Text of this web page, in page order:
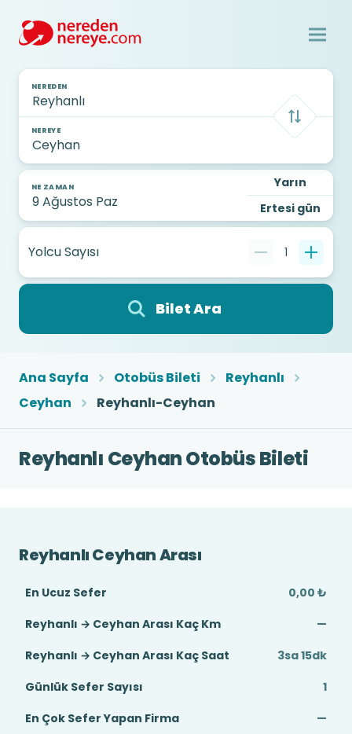
NEREDEN
NEREYE
NE ZAMAN
Yarın
Ertesi gün
Yolcu Sayısı 1
Bilet Ara
Ana Sayfa Otobüs Bileti
Reyhanlı
Ceyhan
Reyhanlı-Ceyhan
Reyhanlı Ceyhan Otobüs Bileti
Reyhanlı Ceyhan Arası
En Ucuz Sefer
0,00 ₺
Reyhanlı → Ceyhan Arası Kaç Km
—
Reyhanlı → Ceyhan Arası Kaç Saat
3sa 15dk
Günlük Sefer Sayısı
1
En Çok Sefer Yapan Firma
—